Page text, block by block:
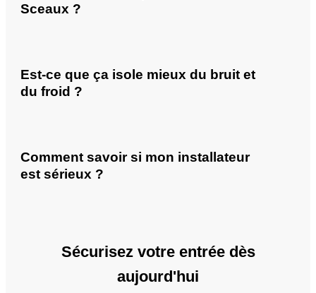
Sceaux ?
Est-ce que ça isole mieux du bruit et
du froid ?
Comment savoir si mon installateur
est sérieux ?
Sécurisez votre entrée dès
aujourd'hui